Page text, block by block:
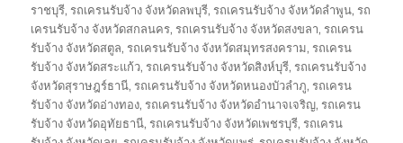
ราชบุรี,รถเครนรับจ้าง จังหวัดลพบุรี,รถเครนรับจ้าง จังหวัดลำพูน,รถ
เครนรับจ้าง จังหวัดสกลนคร,รถเครนรับจ้าง จังหวัดสงขลา,รถเครน
รับจ้าง จังหวัดสตูล,รถเครนรับจ้าง จังหวัดสมุทรสงคราม,รถเครน
รับจ้าง จังหวัดสระแก้ว,รถเครนรับจ้าง จังหวัดสิงห์บุรี,รถเครนรับจ้าง
จังหวัดสุราษฎร์ธานี,รถเครนรับจ้าง จังหวัดหนองบัวลำภู,รถเครน
รับจ้าง จังหวัดอ่างทอง,รถเครนรับจ้าง จังหวัดอำนาจเจริญ,รถเครน
รับจ้าง จังหวัดอุทัยธานี,รถเครนรับจ้าง จังหวัดเพชรบุรี,รถเครน